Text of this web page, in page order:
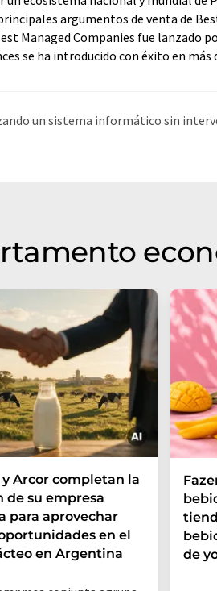
argumentos de venta de
Managed Companies fue lanzado
se ha introducido con éxito en más
un sistema informático sin
y Arcor completan la
de su empresa
para aprovechar
en el
en Argentina
de